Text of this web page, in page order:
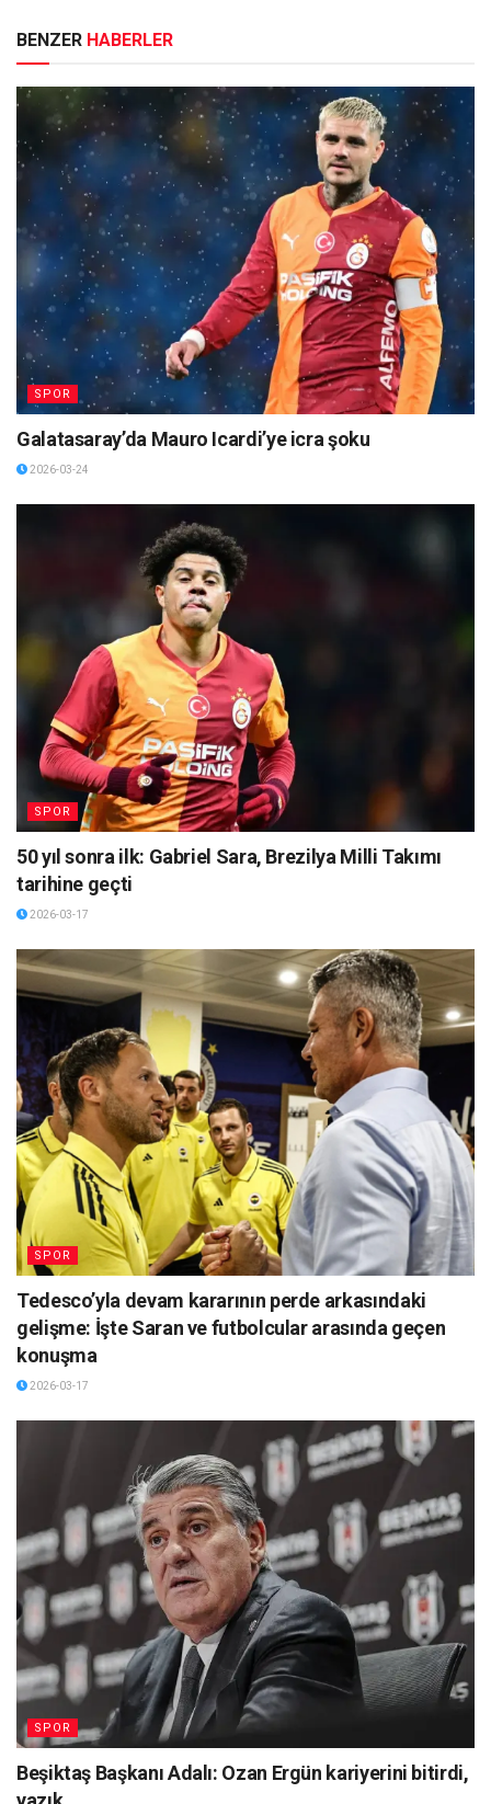
BENZER HABERLER
SPOR
Galatasaray’da Mauro Icardi’ye icra şoku
2026-03-24
SPOR
50 yıl sonra ilk: Gabriel Sara, Brezilya Milli Takımı
tarihine geçti
2026-03-17
SPOR
Tedesco’yla devam kararının perde arkasındaki
gelişme: İşte Saran ve futbolcular arasında geçen
konuşma
2026-03-17
SPOR
Beşiktaş Başkanı Adalı: Ozan Ergün kariyerini bitirdi,